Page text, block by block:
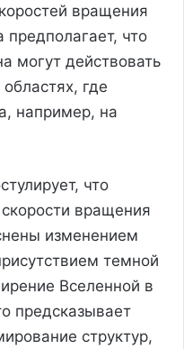
вращения
предполагает, что
могут действовать
где
например, на
что
вращения
изменением
темной
Вселенной в
предсказывает
структур,